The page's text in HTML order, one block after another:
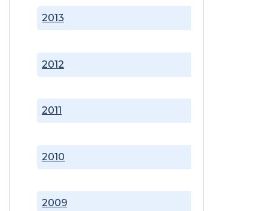
2009
2010
2011
2012
2013